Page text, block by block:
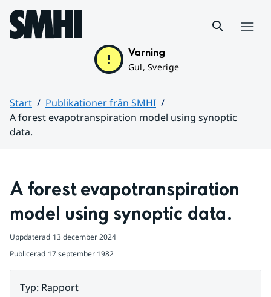
Hoppa till sidans innehåll
Varning
Gul, Sverige
Start
Publikationer från SMHI
A forest evapotranspiration model using synoptic
data.
A forest evapotranspiration
model using synoptic data.
Uppdaterad 13 december 2024
Publicerad 17 september 1982
Typ: Rapport